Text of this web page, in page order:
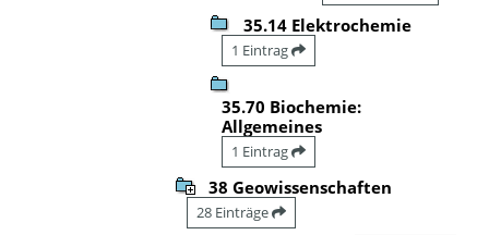
35.14 Elektrochemie
1 Eintrag
35.70 Biochemie:
Allgemeines
1 Eintrag
38 Geowissenschaften
28 Einträge